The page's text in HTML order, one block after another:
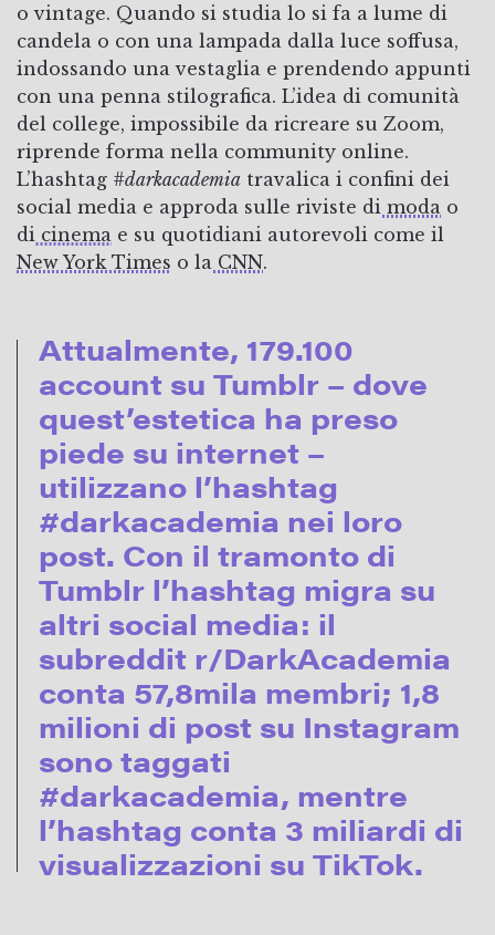
o vintage. Quando si studia lo si fa a lume di
candela o con una lampada dalla luce soffusa,
indossando una vestaglia e prendendo appunti
con una penna stilografica. L’idea di comunità
del college, impossibile da ricreare su Zoom,
riprende forma nella community online.
L’hashtag #darkacademia travalica i confini dei
social media e approda sulle riviste di moda o
di cinema e su quotidiani autorevoli come il
New York Times o la CNN.
Attualmente, 179.100
account su Tumblr – dove
quest’estetica ha preso
piede su internet –
utilizzano l’hashtag
#darkacademia nei loro
post. Con il tramonto di
Tumblr l’hashtag migra su
altri social media: il
subreddit r/DarkAcademia
conta 57,8mila membri; 1,8
milioni di post su Instagram
sono taggati
#darkacademia, mentre
l’hashtag conta 3 miliardi di
visualizzazioni su TikTok.